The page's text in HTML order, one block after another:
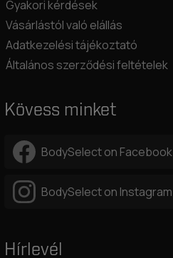
Gyakori kérdések
Vásárlástól való elállás
Adatkezelési tájékoztató
Általános szerződési feltételek
Kövess minket
BodySelect on Facebook
BodySelect on Instagram
Hírlevél